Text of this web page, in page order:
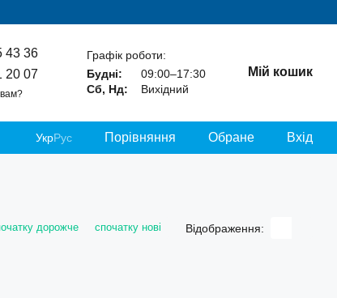
43 36
20 07
Графік роботи:
Будні:
09:00–17:30
Сб, Нд:
Вихідний
Мій кошик
УкрРус Порівняння Обране Вхід
дорожче спочатку нові Відображення: